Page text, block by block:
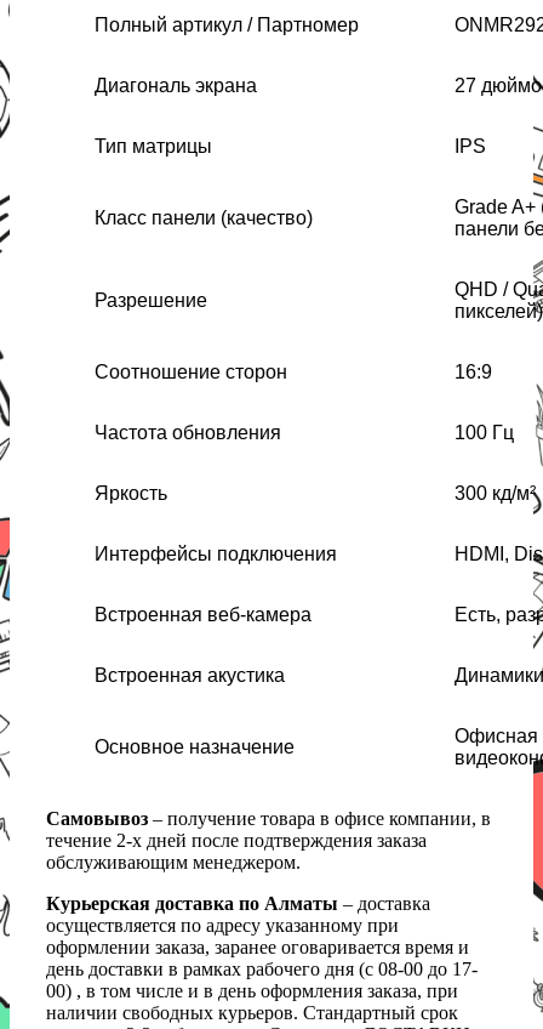
Полный артикул / Партномер
Диагональ экрана 27
Тип матрицы IPS
Класс панели (качество)
Grade A+
панели
Разрешение
QHD /
пикселей)
Соотношение сторон 16:9
Частота обновления 100 Гц
Яркость 300 кд/м²
Интерфейсы подключения HDMI,
Встроенная веб-камера Есть,
Встроенная акустика
Основное назначение
Офисная
Самовывоз – получение товара в офисе компании, в
течение 2-х дней после подтверждения заказа
обслуживающим менеджером.
Курьерская доставка по Алматы – доставка
осуществляется по адресу указанному при
оформлении заказа, заранее оговаривается время и
день доставки в рамках рабочего дня (с 08-00 до 17-
00) , в том числе и в день оформления заказа, при
наличии свободных курьеров. Стандартный срок